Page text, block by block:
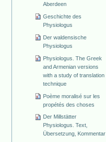
Aberdeen
Geschichte des
Physiologus
Der waldensische
Physiologus
Physiologus. The Greek
and Armenian versions
with a study of translation
technique
Poème moralisé sur les
propétés des choses
Der Millstätter
Physiologus. Text,
Übersetzung, Kommentar